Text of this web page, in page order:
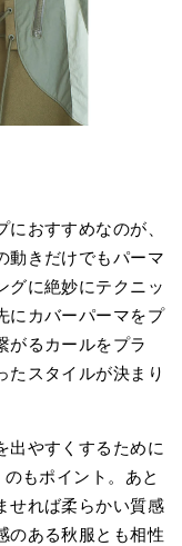
おすすめなのが、
動きだけでもパーマ
グに絶妙にテクニッ
にカバーパーマをプ
がるカールをプラ
たスタイルが決まり
出やすくするために
もポイント。あと
せれば柔らかい質感
のある秋服とも相性